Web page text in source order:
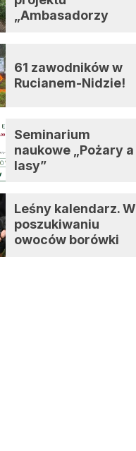
„Ambasadorzy
61 zawodników w
Rucianem-Nidzie!
Seminarium
naukowe „Pożary a
lasy”
Leśny kalendarz. W
poszukiwaniu
owoców borówki